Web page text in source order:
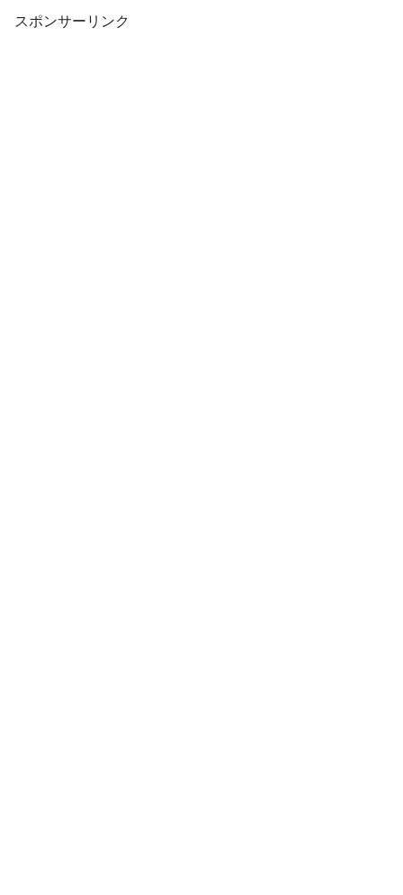
スポンサーリンク